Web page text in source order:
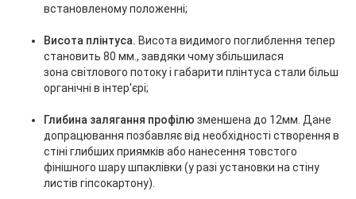
встановленому положенні;
Висота плінтуса. Висота видимого поглиблення тепер
становить 80 мм., завдяки чому збільшилася
зона світлового потоку і габарити плінтуса стали більш
органічні в інтер'єрі;
Глибина залягання профілю зменшена до 12мм. Дане
допрацювання позбавляє від необхідності створення в
стіні глибших приямків або нанесення товстого
фінішного шару шпаклівки (у разі установки на стіну
листів гіпсокартону).